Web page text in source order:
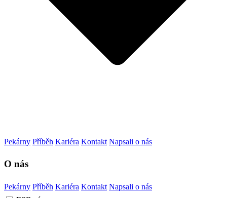
Pekárny Příběh Kariéra Kontakt Napsali o nás
O nás
Pekárny Příběh Kariéra Kontakt Napsali o nás